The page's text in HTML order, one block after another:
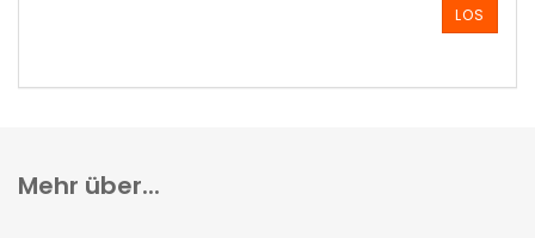
EIN.
LOS
Mehr über...